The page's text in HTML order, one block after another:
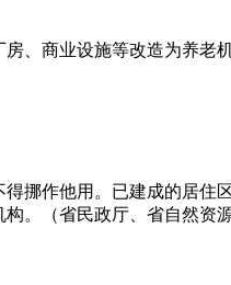
、商业设施等改造为养
挪作他用。已建成的居
。（省民政厅、省自然资